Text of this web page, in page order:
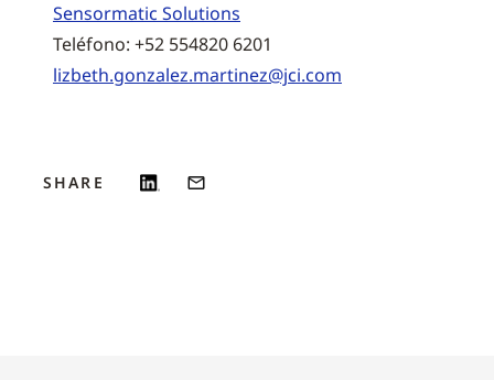
Sensormatic Solutions
Teléfono: +52 554820 6201
lizbeth.gonzalez.martinez@jci.com
SHARE